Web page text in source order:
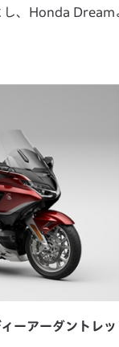
、Honda
ーアーダントレッ